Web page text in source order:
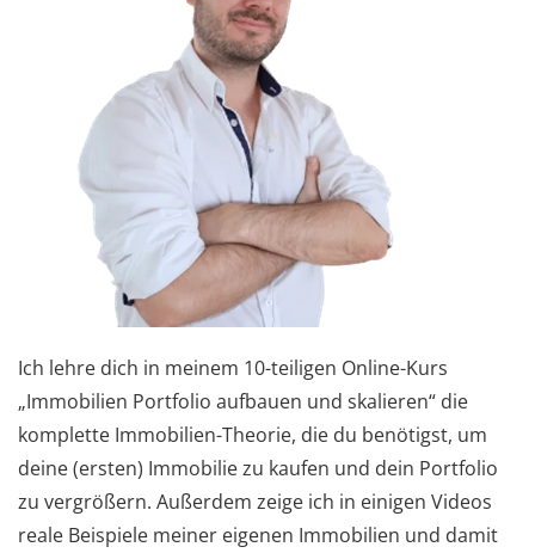
Ich lehre dich in meinem 10-teiligen Online-Kurs
„Immobilien Portfolio aufbauen und skalieren“ die
komplette Immobilien-Theorie, die du benötigst, um
deine (ersten) Immobilie zu kaufen und dein Portfolio
zu vergrößern. Außerdem zeige ich in einigen Videos
reale Beispiele meiner eigenen Immobilien und damit